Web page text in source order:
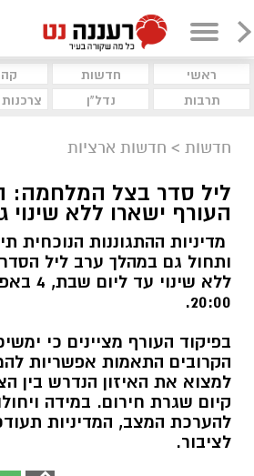
ראשי חדשות
תרבות
נדל"ן
חדשות > חדשות ארציות
ליל סדר בצל המלחמה:
העורף ישארו ללא שינוי
מדיניות ההתגוננות הנוכחית
ותחול גם במהלך ערב ליל
20:00.
בפיקוד העורף מציינים כי
הקרובים התאמות אפשריות
למצוא את האיזון הנדרש בין
קיום שגרת חירום. במידה
להערכת המצב, המדיניות
לציבור.